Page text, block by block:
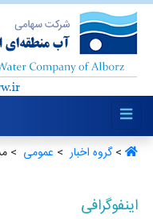
>گروه اخبار ‏ > عمومی ‏ >
اینفوگرافی